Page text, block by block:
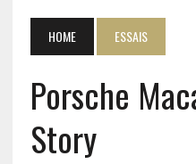
HOME ESSAIS
Porsche
Story